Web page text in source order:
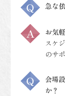
急な
お気
スケ
のサ
会場
か？